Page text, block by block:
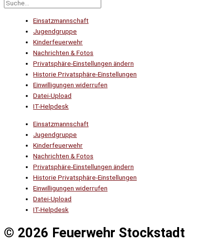
Einsatzmannschaft
Jugendgruppe
Kinderfeuerwehr
Nachrichten & Fotos
Privatsphäre-Einstellungen ändern
Historie Privatsphäre-Einstellungen
Einwilligungen widerrufen
Datei-Upload
IT-Helpdesk
Einsatzmannschaft
Jugendgruppe
Kinderfeuerwehr
Nachrichten & Fotos
Privatsphäre-Einstellungen ändern
Historie Privatsphäre-Einstellungen
Einwilligungen widerrufen
Datei-Upload
IT-Helpdesk
© 2026 Feuerwehr Stockstadt